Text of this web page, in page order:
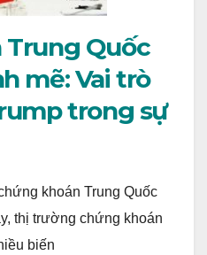
Trung Quốc
mẽ: Vai trò
trong sự
khoán Trung Quốc
thị trường chứng khoán
biến